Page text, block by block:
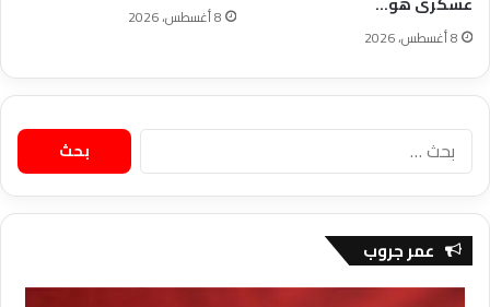
8 أغسطس، 2026
8 أغسطس، 2026
البحث
عن:
عمر جروب